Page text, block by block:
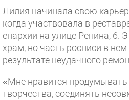
Лилия начинала свою
когда участвовала в
епархии на улице Репина, 6.
храм, но часть росписи в
результате неудачного
«Мне нравится продумывать
творчества, соединять